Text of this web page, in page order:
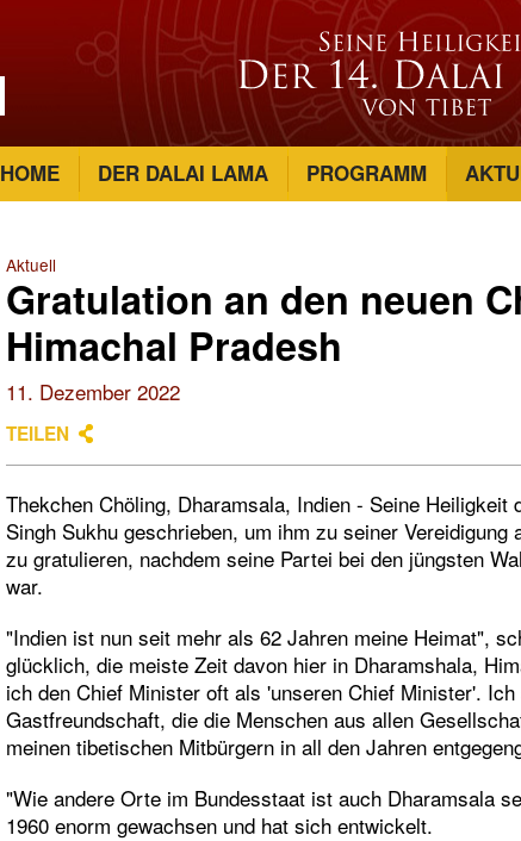
HOME DER DALAI LAMA PROGRAMM
Aktuell
Gratulation an den neuen
Himachal Pradesh
11. Dezember 2022
TEILEN
Thekchen Chöling, Dharamsala, Indien - Seine Heiligkeit
Singh Sukhu geschrieben, um ihm zu seiner
zu gratulieren, nachdem seine Partei bei den jüngsten
war.
"Indien ist nun seit mehr als 62 Jahren meine Heimat",
glücklich, die meiste Zeit davon hier in Dharamshala,
ich den Chief Minister oft als 'unseren Chief Minister'.
Gastfreundschaft, die die Menschen aus allen
meinen tibetischen Mitbürgern in all den Jahren
"Wie andere Orte im Bundesstaat ist auch Dharamsala
1960 enorm gewachsen und hat sich entwickelt.